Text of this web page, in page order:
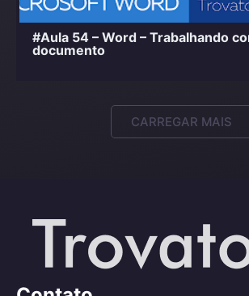
#Aula 54 – Word – Trabalhando
documento
CARREGAR MAIS